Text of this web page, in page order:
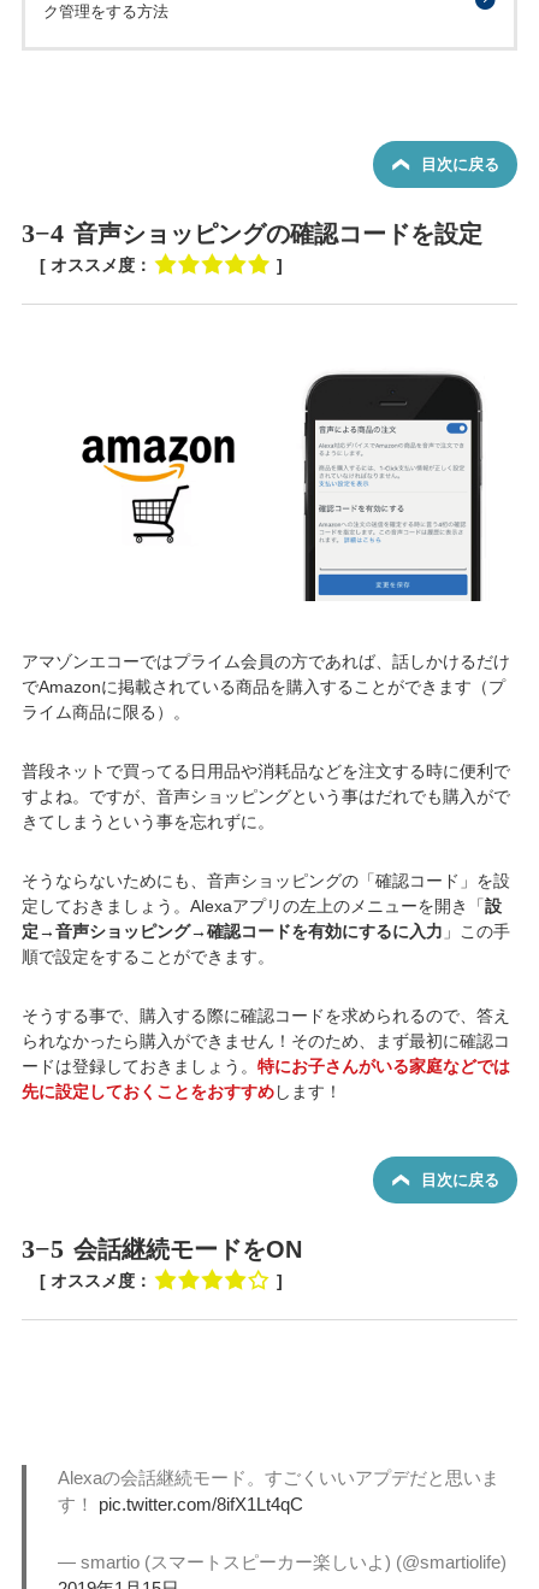
ク管理をする方法
目次に戻る
3−4 音声ショッピングの確認コードを設定
[ オススメ度： ]
アマゾンエコーではプライム会員の方であれば、話しかけるだけ
でAmazonに掲載されている商品を購入することができます（プ
ライム商品に限る）。
普段ネットで買ってる日用品や消耗品などを注文する時に便利で
すよね。ですが、音声ショッピングという事はだれでも購入がで
きてしまうという事を忘れずに。
そうならないためにも、音声ショッピングの「確認コード」を設
定しておきましょう。Alexaアプリの左上のメニューを開き「設
定→音声ショッピング→確認コードを有効にするに入力 」この手
順で設定をすることができます。
そうする事で、購入する際に確認コードを求められるので、答え
られなかったら購入ができません！そのため、まず最初に確認コ
ードは登録しておきましょう。 特にお子さんがいる家庭などでは
先に設定しておくことをおすすめします！
目次に戻る
3−5 会話継続モードをON
[ オススメ度： ]
Alexaの会話継続モード。すごくいいアプデだと思いま
す！ pic.twitter.com/8ifX1Lt4qC
— smartio (スマートスピーカー楽しいよ) (@smartiolife)